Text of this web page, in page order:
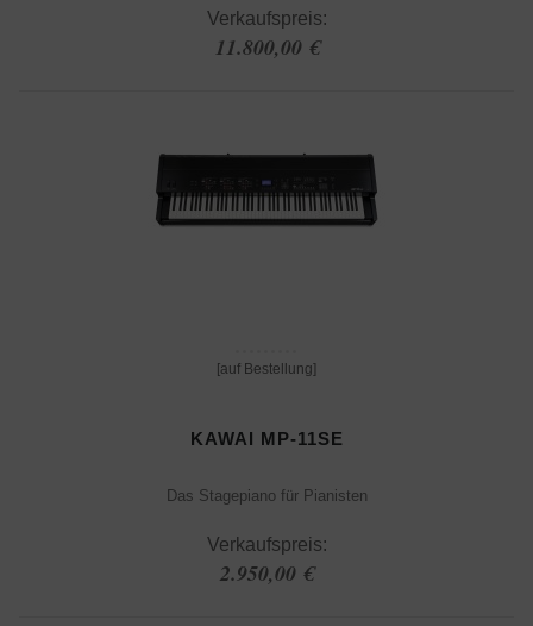
Verkaufspreis:
11.800,00 €
[auf Bestellung]
KAWAI MP-11SE
Das Stagepiano für Pianisten
Verkaufspreis:
2.950,00 €